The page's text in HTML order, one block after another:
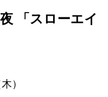
「スローエイ
）